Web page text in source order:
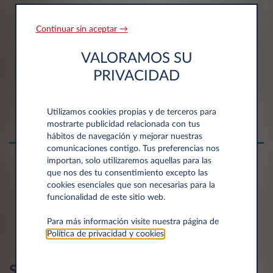
Ningún límite de recorrido
Motor eléctrico
Continuar sin aceptar →
VALORAMOS SU
PRIVACIDAD
Utilizamos cookies propias y de terceros para
mostrarte publicidad relacionada con tus
hábitos de navegación y mejorar nuestras
comunicaciones contigo. Tus preferencias nos
importan, solo utilizaremos aquellas para las
que nos des tu consentimiento excepto las
cookies esenciales que son necesarias para la
funcionalidad de este sitio web.
Para más información visite nuestra página de
Política de privacidad y cookies.